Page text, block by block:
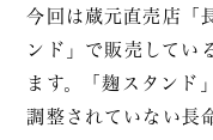
今回は蔵元直売店「
ンド」で販売してい
ます。「麹スタンド
調整されていない長